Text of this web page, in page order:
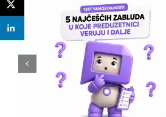
BETA verzija
mobilne
konačno